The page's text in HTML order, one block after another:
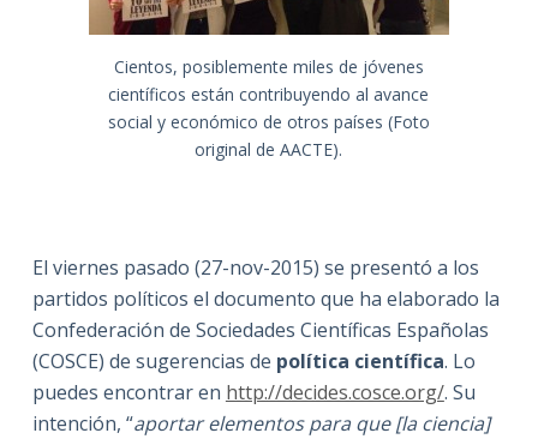
Cientos, posiblemente miles de jóvenes
científicos están contribuyendo al avance
social y económico de otros países (Foto
original de AACTE).
El viernes pasado (27-nov-2015) se presentó a los
partidos políticos el documento que ha elaborado la
Confederación de Sociedades Científicas Españolas
(COSCE) de sugerencias de política científica. Lo
puedes encontrar en http://decides.cosce.org/. Su
intención, “aportar elementos para que [la ciencia]